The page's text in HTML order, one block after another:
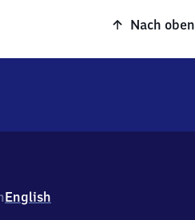
Nach oben
English